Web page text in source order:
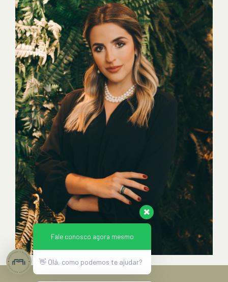
Fale conosco agora mesmo
👋 Olá, como podemos te ajudar?